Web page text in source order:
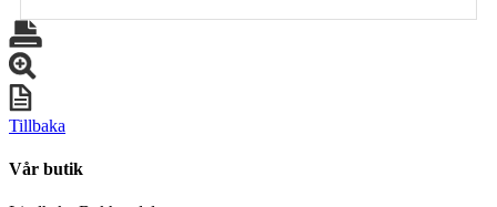
Tillbaka
Vår butik